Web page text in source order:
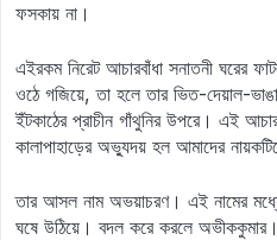
ফসকায় না।
এইরকম নিরেট আচারবাঁধা সনাতনী ঘরের
ওঠে গজিয়ে, তা হলে তার ভিত-দেয়াল-
ইঁটকাঠের প্রাচীন গাঁথুনির উপরে। এই
কালাপাহাড়ের অভ্যুদয় হল আমাদের
তার আসল নাম অভয়াচরণ। এই নামের
ঘষে উঠিয়ে। বদল করে করলে